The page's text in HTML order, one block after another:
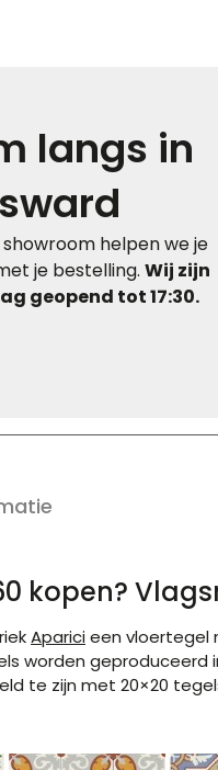
langs in
showroom helpen we je
je bestelling.Wij zijn
geopend tot 17:30.
kopen?
Aparicieen vloertegel
worden
te zijn met 20×20